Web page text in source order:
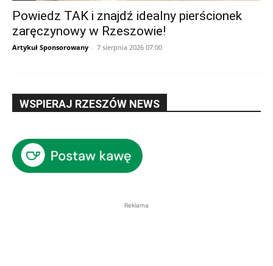
Powiedz TAK i znajdź idealny pierścionek
zaręczynowy w Rzeszowie!
Artykuł Sponsorowany - 7 sierpnia 2026 07:00
WSPIERAJ RZESZÓW NEWS
Reklama